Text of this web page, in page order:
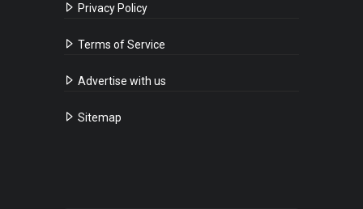
Privacy Policy
Terms of Service
Advertise with us
Sitemap